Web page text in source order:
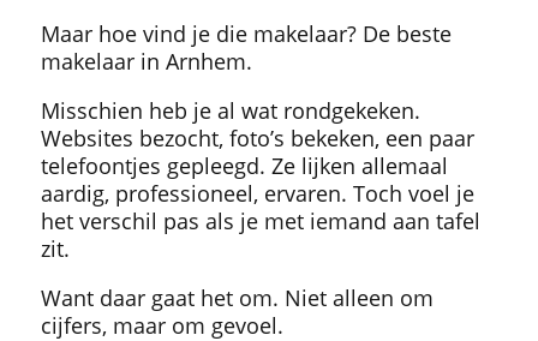
Maar hoe vind je die makelaar? De beste
makelaar in Arnhem.
Misschien heb je al wat rondgekeken.
Websites bezocht, foto’s bekeken, een paar
telefoontjes gepleegd. Ze lijken allemaal
aardig, professioneel, ervaren. Toch voel je
het verschil pas als je met iemand aan tafel
zit.
Want daar gaat het om. Niet alleen om
cijfers, maar om gevoel.